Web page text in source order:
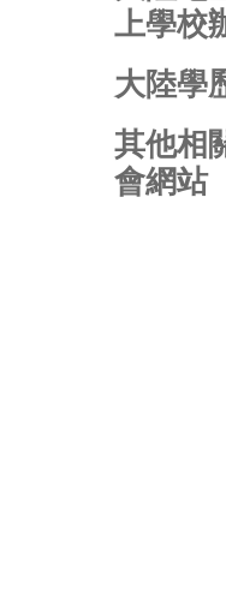
上學校
大陸學
其他相
會網站